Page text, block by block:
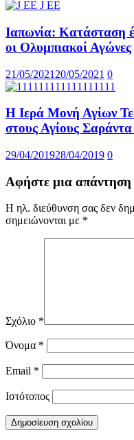
Ιαπωνία: Κατάσταση
οι Ολυμπιακοί Αγώνες
21/05/2021 20/05/2021 0
Η Ιερά Μονή Αγίων
στους Αγίους
29/04/201928/04/2019 0
Αφήστε μια απάντηση
Η ηλ. διεύθυνση σας δεν
σημειώνονται με *
Σχόλιο *
Όνομα *
Email *
Ιστότοπος